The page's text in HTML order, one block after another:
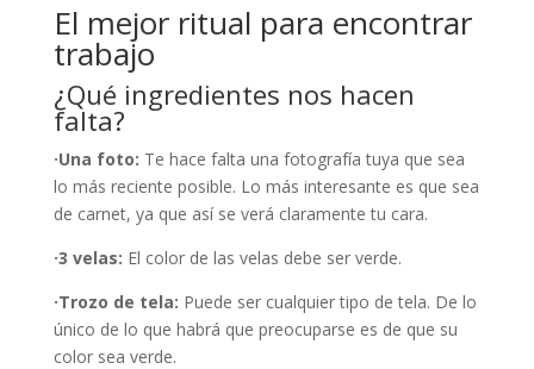
El mejor ritual para encontrar
trabajo
¿Qué ingredientes nos hacen
falta?
·Una foto: Te hace falta una fotografía tuya que sea
lo más reciente posible. Lo más interesante es que sea
de carnet, ya que así se verá claramente tu cara.
·3 velas: El color de las velas debe ser verde.
·Trozo de tela: Puede ser cualquier tipo de tela. De lo
único de lo que habrá que preocuparse es de que su
color sea verde.